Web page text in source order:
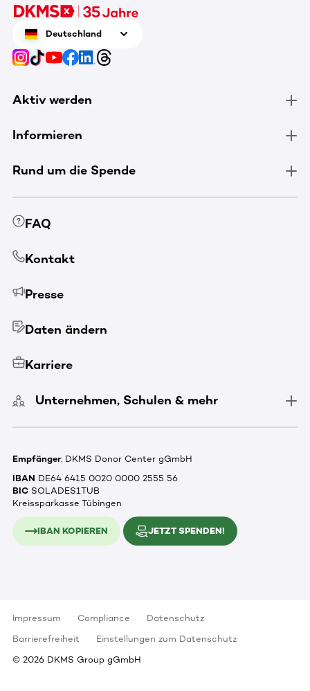
Deutschland
Aktiv werden
Informieren
Rund um die Spende
FAQ
Kontakt
Presse
Daten ändern
Karriere
Unternehmen, Schulen & mehr
Empfänger: DKMS Donor Center gGmbH
IBAN DE64 6415 0020 0000 2555 56
BIC SOLADES1TUB
Kreissparkasse Tübingen
IBAN KOPIEREN JETZT SPENDEN!
Impressum Compliance
Datenschutz
Barrierefreiheit
Einstellungen zum Datenschutz
© 2026 DKMS Group gGmbH